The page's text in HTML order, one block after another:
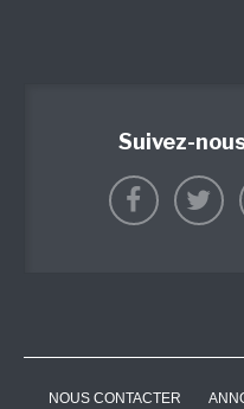
Suivez-
NOUS CONTACTER